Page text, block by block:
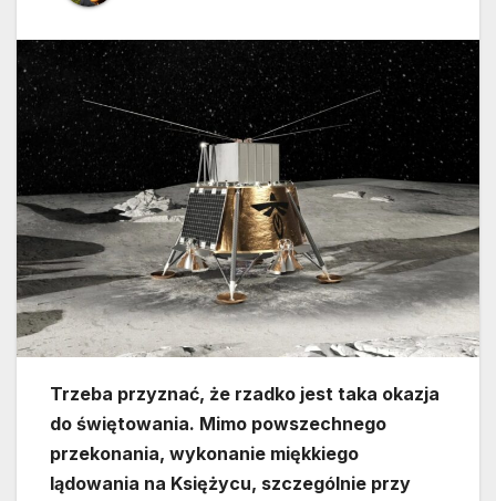
Trzeba przyznać, że rzadko jest taka okazja
do świętowania. Mimo powszechnego
przekonania, wykonanie miękkiego
lądowania na Księżycu, szczególnie przy